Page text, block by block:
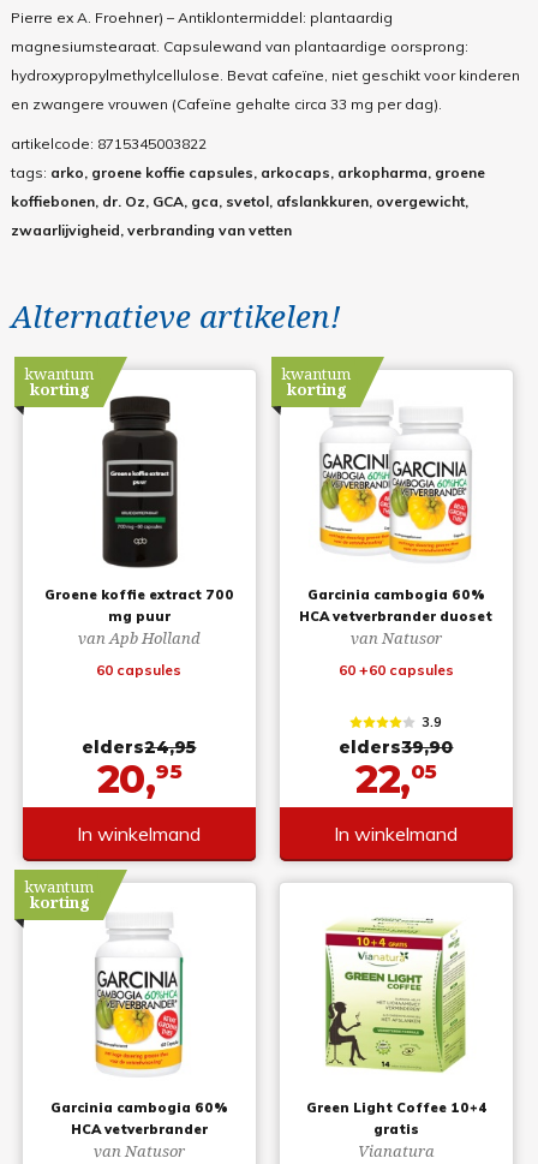
Pierre ex A. Froehner) – Antiklontermiddel: plantaardig
magnesiumstearaat. Capsulewand van plantaardige oorsprong:
hydroxypropylmethylcellulose. Bevat cafeïne, niet geschikt voor kinderen
en zwangere vrouwen (Cafeïne gehalte circa 33 mg per dag).
artikelcode: 8715345003822
tags: arko, groene koffie capsules, arkocaps, arkopharma, groene
koffiebonen, dr. Oz, GCA, gca, svetol, afslankkuren, overgewicht,
zwaarlijvigheid, verbranding van vetten
Alternatieve artikelen!
Groene koffie extract 700
mg puur
van Apb Holland
60 capsules
kwantum
korting
elders24,95
20,95
In winkelmand
Garcinia cambogia 60%
HCA vetverbrander duoset
van Natusor
60 +60 capsules
kwantum
korting
3.9
elders39,90
22,05
In winkelmand
Garcinia cambogia 60%
HCA vetverbrander
van Natusor
kwantum
korting
Green Light Coffee 10+4
gratis
Vianatura